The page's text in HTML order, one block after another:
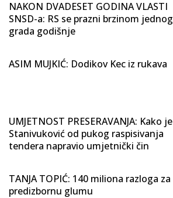
NAKON DVADESET GODINA VLASTI
SNSD-a: RS se prazni brzinom jednog
grada godišnje
ASIM MUJKIĆ: Dodikov Kec iz rukava
UMJETNOST PRESERAVANJA: Kako je
Stanivuković od pukog raspisivanja
tendera napravio umjetnički čin
TANJA TOPIĆ: 140 miliona razloga za
predizbornu glumu